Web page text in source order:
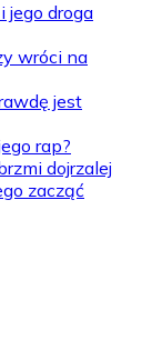
jego droga
wróci na
jest
rap?
dojrzalej
zacząć